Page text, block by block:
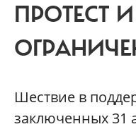
ПРОТЕСТ
Шествие в
заключенных 31